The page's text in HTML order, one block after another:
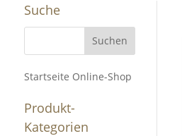
Suche
Startseite Online-Shop
Produkt-
Kategorien